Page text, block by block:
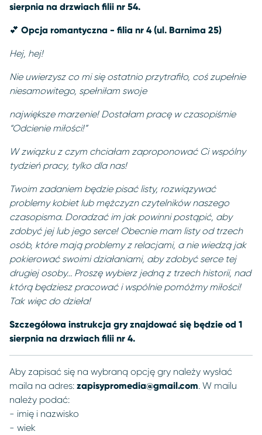
sierpnia na drzwiach filii nr 54.
💕 Opcja romantyczna - filia nr 4 (ul. Barnima 25)
Hej, hej!
Nie uwierzysz co mi się ostatnio przytrafiło, coś zupełnie
niesamowitego, spełniłam swoje
największe marzenie! Dostałam pracę w czasopiśmie
“Odcienie miłości!”
W związku z czym chciałam zaproponować Ci wspólny
tydzień pracy, tylko dla nas!
Twoim zadaniem będzie pisać listy, rozwiązywać
problemy kobiet lub mężczyzn czytelników naszego
czasopisma. Doradzać im jak powinni postąpić, aby
zdobyć jej lub jego serce! Obecnie mam listy od trzech
osób, które mają problemy z relacjami, a nie wiedzą jak
pokierować swoimi działaniami, aby zdobyć serce tej
drugiej osoby… Proszę wybierz jedną z trzech historii, nad
którą będziesz pracować i wspólnie pomóżmy miłości!
Tak więc do dzieła!
Szczegółowa instrukcja gry znajdować się będzie od 1
sierpnia na drzwiach filii nr 4.
Aby zapisać się na wybraną opcję gry należy wysłać
maila na adres: zapisypromedia@gmail.com. W mailu
należy podać:
- imię i nazwisko
- wiek